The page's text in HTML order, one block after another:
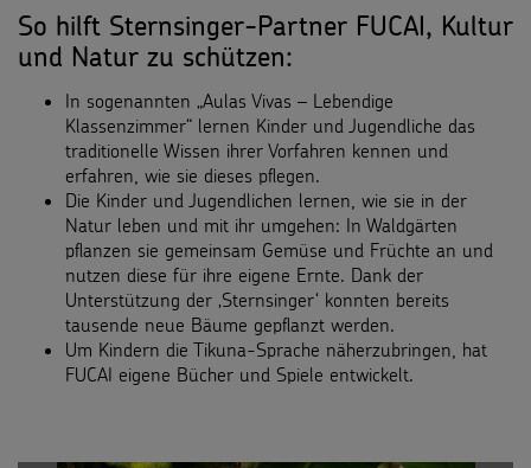
So hilft Sternsinger-Partner FUCAI, Kultur
und Natur zu schützen:
In sogenannten „Aulas Vivas – Lebendige
Klassenzimmer“ lernen Kinder und Jugendliche das
traditionelle Wissen ihrer Vorfahren kennen und
erfahren, wie sie dieses pflegen.
Die Kinder und Jugendlichen lernen, wie sie in der
Natur leben und mit ihr umgehen: In Waldgärten
pflanzen sie gemeinsam Gemüse und Früchte an und
nutzen diese für ihre eigene Ernte. Dank der
Unterstützung der ‚Sternsinger‘ konnten bereits
tausende neue Bäume gepflanzt werden.
Um Kindern die Tikuna-Sprache näherzubringen, hat
FUCAI eigene Bücher und Spiele entwickelt.